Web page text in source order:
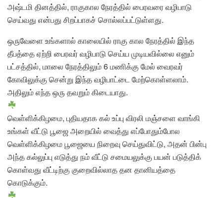
அஷ்டமி தினத்தில், ராகுகால நேரத்தில் பைரவரை வழிபாடு
செய்வது என்பது சிறப்பாகச் சொல்லப்பட்டுள்ளது.
ஒருவேளை உங்களால் காலையில் ராகு கால நேரத்தில் இந்த
தீபத்தை ஏற்றி பைரவர் வழிபாடு செய்ய முடியவில்லை எனும்
பட்சத்தில், மாலை நேரத்திலும் 6 மணிக்கு மேல் வைரவர்
கோவிலுக்கு சென்று இந்த வழிபாட்டை மேற்கொள்ளலாம்.
அதிலும் எந்த ஒரு தவறும் கிடையாது.
வெள்ளிக்கிழமை, புதியதாக கல் உப்பு விரலி மஞ்சளை வாங்கி
உங்கள் வீட்டு பூஜை அறையில் வைத்து எப்போதும்போல
வெள்ளிக்கிழமை பூஜையை நிறைவு செய்துவிட்டு, அதன் பின்பு
அந்த கல்லுப்பு எடுத்து நம் வீட்டு சமையலுக்கு பயன் படுத்திக்
கொள்வது வீட்டிற்கு குறைவில்லாத தன தானியத்தை
கொடுக்கும்.